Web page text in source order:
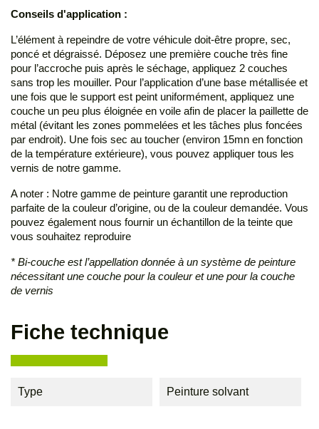
Conseils d'application :
L’élément à repeindre de votre véhicule doit-être propre, sec,
poncé et dégraissé. Déposez une première couche très fine
pour l’accroche puis après le séchage, appliquez 2 couches
sans trop les mouiller. Pour l’application d’une base métallisée et
une fois que le support est peint uniformément, appliquez une
couche un peu plus éloignée en voile afin de placer la paillette de
métal (évitant les zones pommelées et les tâches plus foncées
par endroit). Une fois sec au toucher (environ 15mn en fonction
de la température extérieure), vous pouvez appliquer tous les
vernis de notre gamme.
A noter : Notre gamme de peinture garantit une reproduction
parfaite de la couleur d’origine, ou de la couleur demandée. Vous
pouvez également nous fournir un échantillon de la teinte que
vous souhaitez reproduire
* Bi-couche est l’appellation donnée à un système de peinture
nécessitant une couche pour la couleur et une pour la couche
de vernis
Fiche technique
Type Peinture solvant